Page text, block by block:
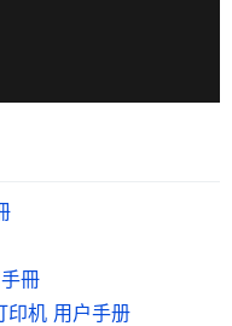
冊
机 用户手册